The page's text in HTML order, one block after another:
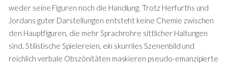
weder seine Figuren noch die Handlung. Trotz Herfurths und
Jordans guter Darstellungen entsteht keine Chemie zwischen
den Hauptfiguren, die mehr Sprachrohre sittlicher Haltungen
sind. Stilistische Spielereien, ein skurriles Szenenbild und
reichlich verbale Obszönitäten maskieren pseudo-emanzipierte